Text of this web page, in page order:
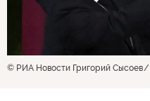
© РИА Новости Григорий Сысоев